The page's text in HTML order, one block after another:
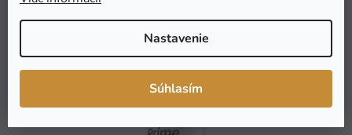
Nastavenie
Súhlasím
Priemerné
produktu
0,0
z
NeohodnotenéPodrobnosti hodnotenia